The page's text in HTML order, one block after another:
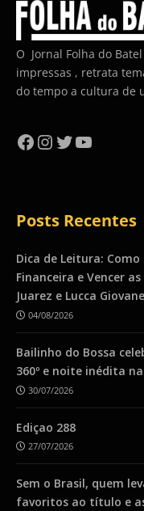
O Jornal Folha do
impressas , retrata
do tempo a cultura de
Facebook
Instagram
Twitter
YouTube
Posts Recentes
Dica de Leitura:
Financeira e Vencer
Juarez e Lucca
04/08/2026
Bailinho do Bossa
360º e noite inédita
30/07/2026
Ediçao 288
27/07/2026
Sem o Brasil, quem
favoritos ao título e